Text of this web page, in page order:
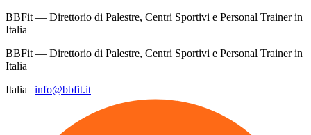
BBFit — Direttorio di Palestre, Centri Sportivi e Personal Trainer in
Italia
BBFit — Direttorio di Palestre, Centri Sportivi e Personal Trainer in
Italia
Italia | info@bbfit.it